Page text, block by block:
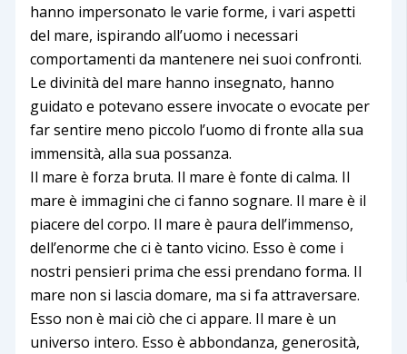
hanno impersonato le varie forme, i vari aspetti
del mare, ispirando all’uomo i necessari
comportamenti da mantenere nei suoi confronti.
Le divinità del mare hanno insegnato, hanno
guidato e potevano essere invocate o evocate per
far sentire meno piccolo l’uomo di fronte alla sua
immensità, alla sua possanza.
Il mare è forza bruta. Il mare è fonte di calma. Il
mare è immagini che ci fanno sognare. Il mare è il
piacere del corpo. Il mare è paura dell’immenso,
dell’enorme che ci è tanto vicino. Esso è come i
nostri pensieri prima che essi prendano forma. Il
mare non si lascia domare, ma si fa attraversare.
Esso non è mai ciò che ci appare. Il mare è un
universo intero. Esso è abbondanza, generosità,